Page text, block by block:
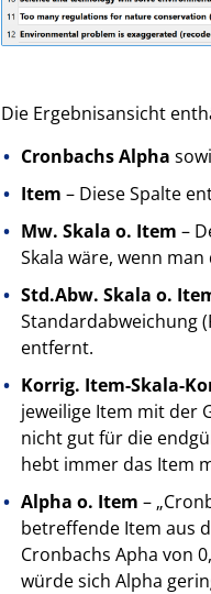
Die Ergebnisansicht
Cronbachs Alpha
Item – Diese Spalte
Mw. Skala o. Item –
Skala wäre, wenn
Std.Abw. Skala o.
Standardabweichung
entfernt.
Korrig. Item-Skala-
jeweilige Item mit der
nicht gut für die
hebt immer das Item
Alpha o. Item –
betreffende Item aus
Cronbachs Apha von
würde sich Alpha